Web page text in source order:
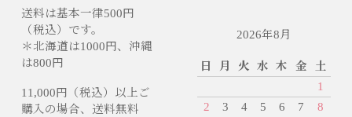
送料は基本一律500円
（税込）です。
＊北海道は1000円、沖縄
は800円
11,000円（税込）以上ご
購入の場合、送料無料
2026年8月
日 月 火 水 木 金
土
1
2
3 4 5 6 7
8